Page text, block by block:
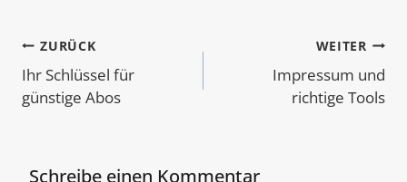
Beitragsnavigation
ZURÜCK
Ihr Schlüssel für
günstige Abos
WEITER
Impressum und
richtige Tools
Schreibe einen Kommentar